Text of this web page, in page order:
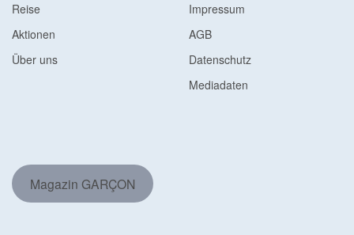
Reise
Aktionen
Über uns
Impressum
AGB
Datenschutz
Mediadaten
Magazin GARÇON